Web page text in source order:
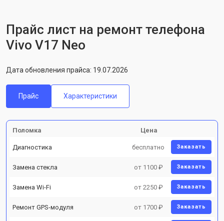
Прайс лист на ремонт телефона
Vivo V17 Neo
Дата обновления прайса: 19.07.2026
Прайс Характеристики
Поломка Цена
Диагностика бесплатно Заказать
Замена стекла от 1100 ₽ Заказать
Замена Wi-Fi от 2250 ₽ Заказать
Ремонт GPS-модуля от 1700 ₽ Заказать